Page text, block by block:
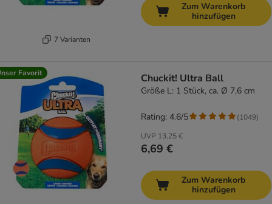
7 Varianten
Zum Warenkorb
hinzufügen
Favorit Chuckit! Ultra Ball
Größe L: 1 Stück, ca. Ø 7,6 cm
UVP 13,25 €
6,69 €
Rating: 4.6/5 (1049)
Zum Warenkorb
hinzufügen